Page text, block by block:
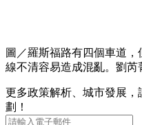
圖／羅斯福路有四個車道
線不清容易造成混亂。劉芮
更多政策解析、城市發展
劃！